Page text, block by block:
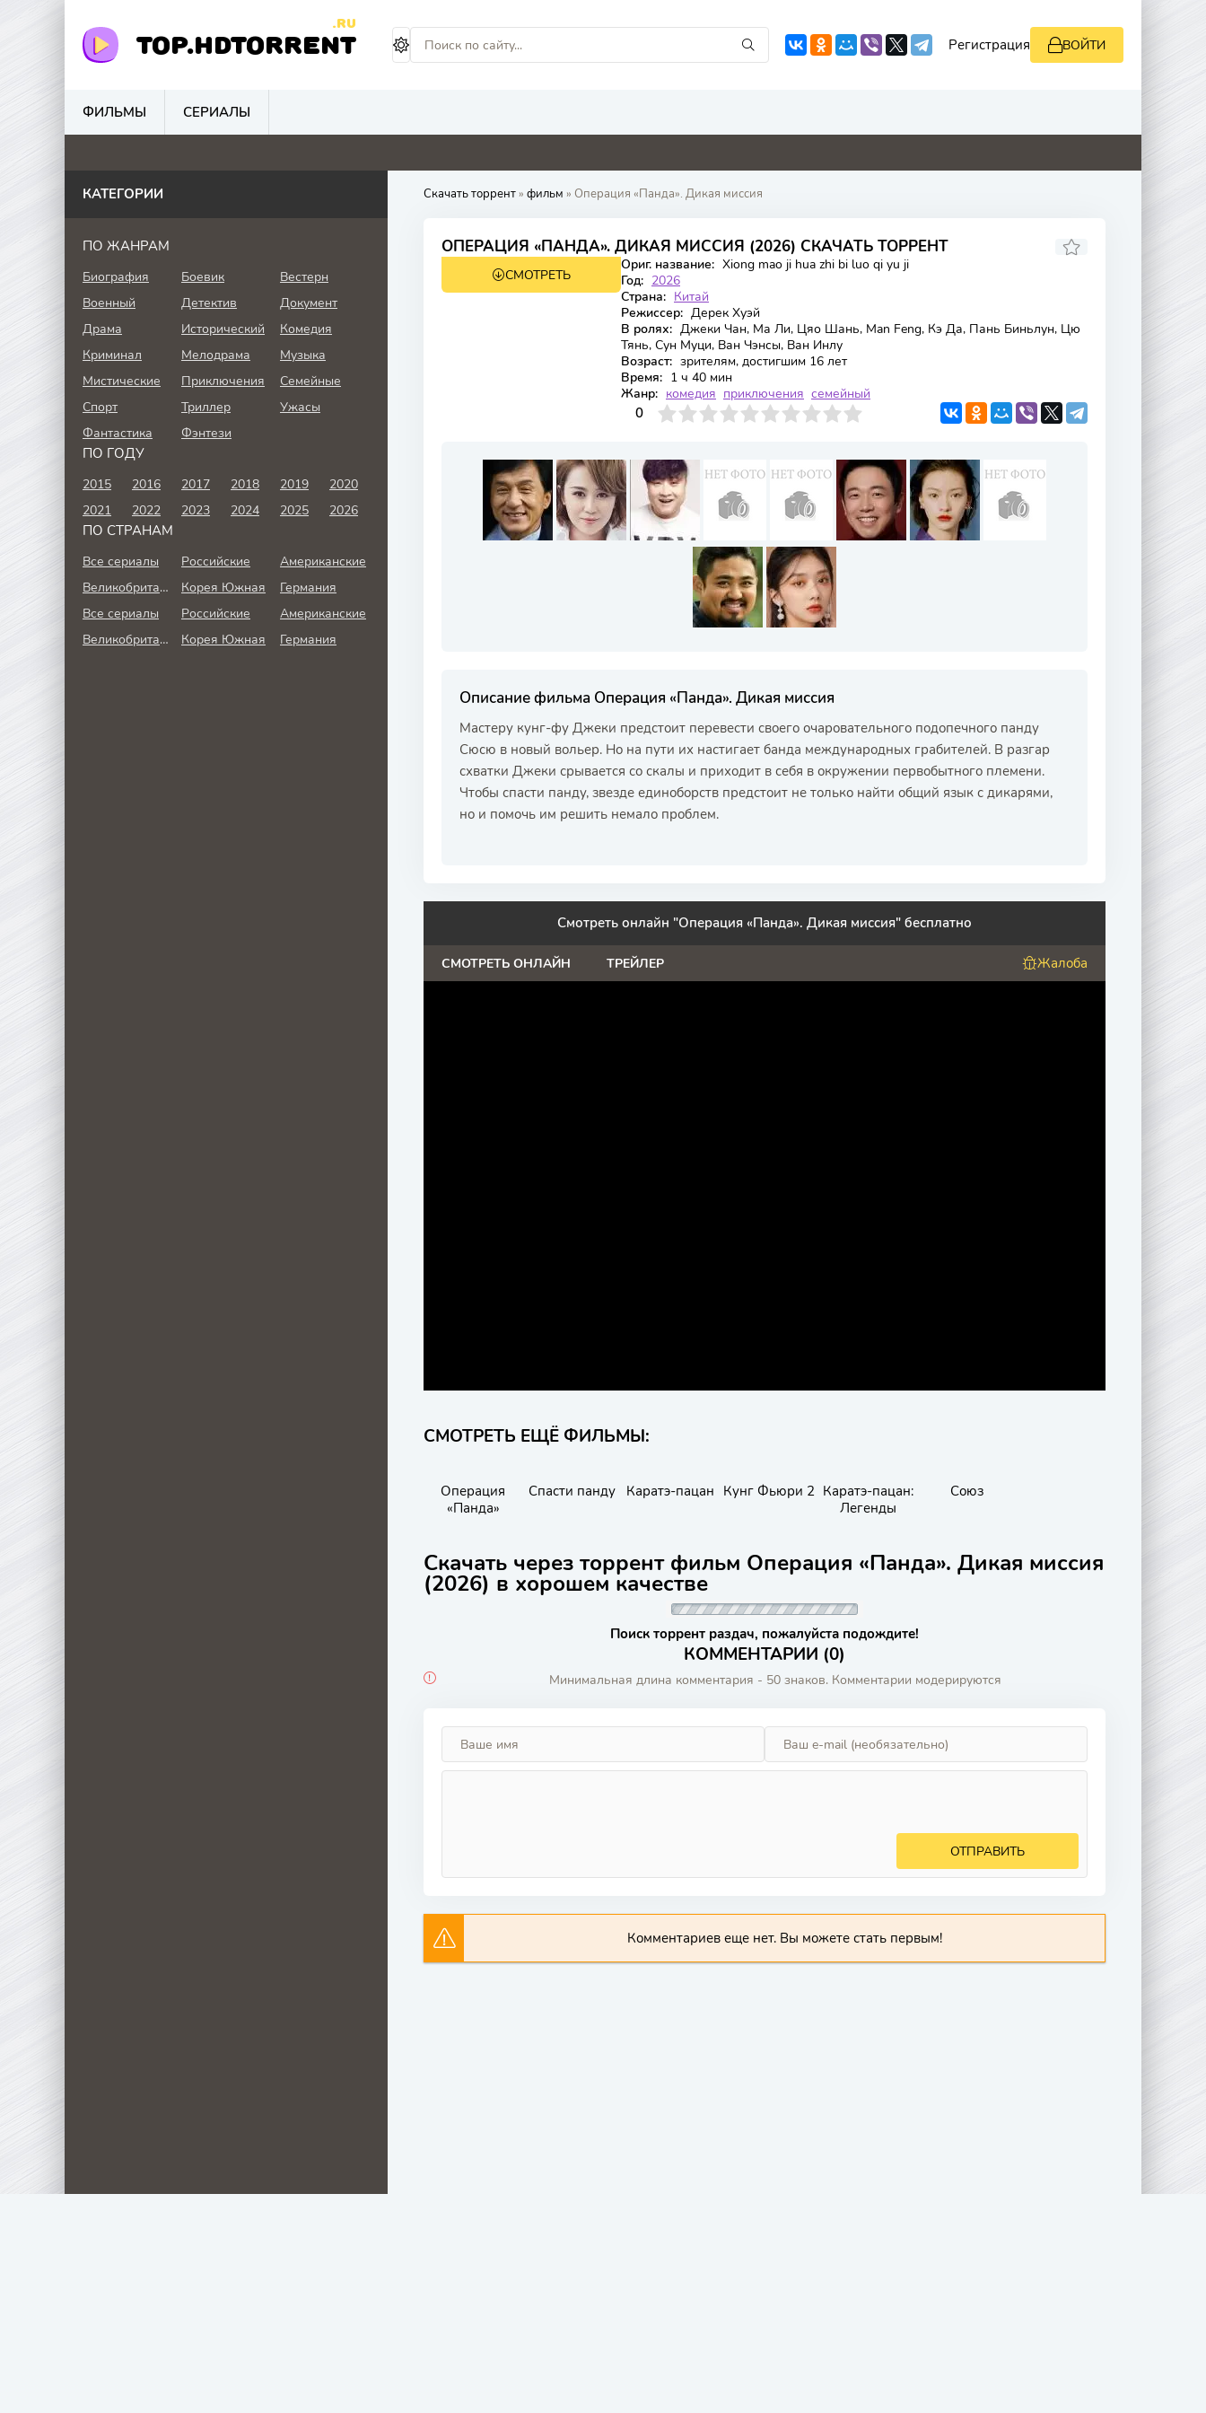
TOP.HDTORRENT
.RU
Регистрация ВОЙТИ
ФИЛЬМЫ СЕРИАЛЫ
0 0 0 0 3.4 0 0 0 4.1 4.8 5.2
Скачать торрент» фильм » Операция «Панда». Дикая миссия
ОПЕРАЦИЯ «ПАНДА». ДИКАЯ МИССИЯ (2026) СКАЧАТЬ ТОРРЕНТ
7.379 5.6
СМОТРЕТЬ
Ориг. название: Xiong mao ji hua zhi bi luo qi yu ji
Год: 2026
Страна: Китай
Режиссер: Дерек Хуэй
В ролях: Джеки Чан, Ма Ли, Цяо Шань, Man Feng, Кэ Да, Пань Биньлун, Цю
Тянь, Сун Муци, Ван Чэнсы, Ван Инлу
Возраст: зрителям, достигшим 16 лет
Время: 1 ч 40 мин
Жанр: комедия приключения семейный
0
4 6 7 8 9 10
Описание фильма Операция «Панда». Дикая миссия
Мастеру кунг-фу Джеки предстоит перевести своего очаровательного подопечного панду
Сюсю в новый вольер. Но на пути их настигает банда международных грабителей. В разгар
схватки Джеки срывается со скалы и приходит в себя в окружении первобытного племени.
Чтобы спасти панду, звезде единоборств предстоит не только найти общий язык с дикарями,
но и помочь им решить немало проблем.
Смотреть онлайн "Операция «Панда». Дикая миссия" бесплатно
СМОТРЕТЬ ОНЛАЙН ТРЕЙЛЕР Жалоба
СМОТРЕТЬ ЕЩЁ ФИЛЬМЫ:
Операция
«Панда»
Спасти панду Каратэ-пацан Кунг Фьюри 2 Каратэ-пацан:
Легенды
Союз
Скачать через торрент фильм Операция «Панда». Дикая миссия
(2026) в хорошем качестве
Поиск торрент раздач, пожалуйста подождите!
КОММЕНТАРИИ (0)
Минимальная длина комментария - 50 знаков. Комментарии модерируются
ОТПРАВИТЬ
Комментариев еще нет. Вы можете стать первым!
КАТЕГОРИИ
ПО ЖАНРАМ
Биография Боевик
Вестерн
Военный
Детектив
Документ
Драма
Исторический
Комедия
Криминал
Мелодрама
Музыка
Мистические
Приключения
Семейные
Спорт
Триллер
Ужасы
Фантастика
Фэнтези
ПО ГОДУ
2015 2016 2017 2018 2019
2020
2021
2022 2023 2024 2025 2026
ПО СТРАНАМ
Все сериалы Российские
Американские
Великобритания
Корея Южная
Германия
Все сериалы
Российские
Американские
Великобритания
Корея Южная Германия